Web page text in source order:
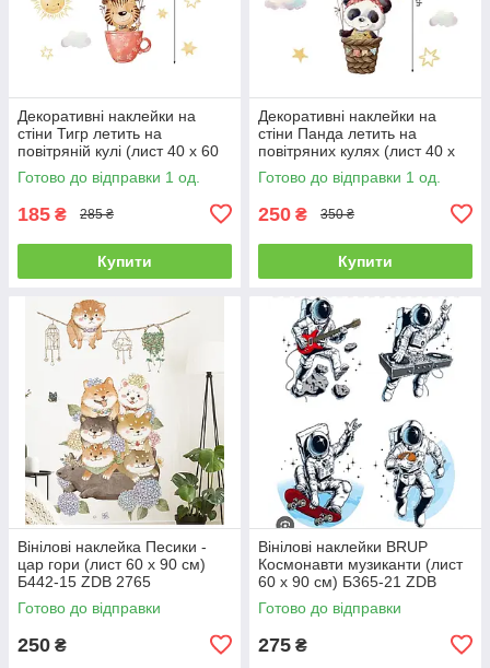
Декоративні наклейки на
стіни Тигр летить на
повітряній кулі (лист 40 х 60
см) Б156-20-10
Готово до відправки 1 од.
185 ₴ 285 ₴
Купити
Декоративні наклейки на
стіни Панда летить на
повітряних кулях (лист 40 х
60 см) Б156-20-7
Готово до відправки 1 од.
250 ₴ 350 ₴
Купити
Вінілові наклейка Песики -
цар гори (лист 60 х 90 см)
Б442-15 ZDB 2765
Готово до відправки
250 ₴
Вінілові наклейки BRUP
Космонавти музиканти (лист
60 х 90 см) Б365-21 ZDB
2530
Готово до відправки
275 ₴